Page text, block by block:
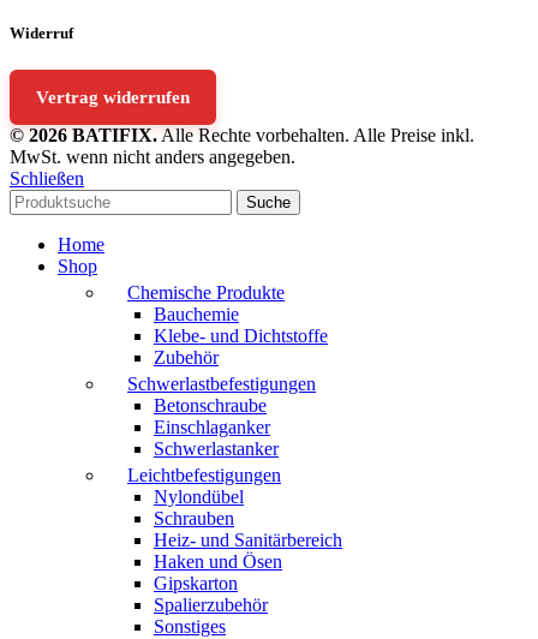
Widerruf
Vertrag widerrufen
© 2026 BATIFIX.Alle Rechte vorbehalten. Alle Preise inkl.
MwSt. wenn nicht anders angegeben.
Schließen
Suche
Home
Shop
Chemische Produkte
Bauchemie
Klebe- und Dichtstoffe
Zubehör
Schwerlastbefestigungen
Betonschraube
Einschlaganker
Schwerlastanker
Leichtbefestigungen
Nylondübel
Schrauben
Heiz- und Sanitärbereich
Haken und Ösen
Gipskarton
Spalierzubehör
Sonstiges